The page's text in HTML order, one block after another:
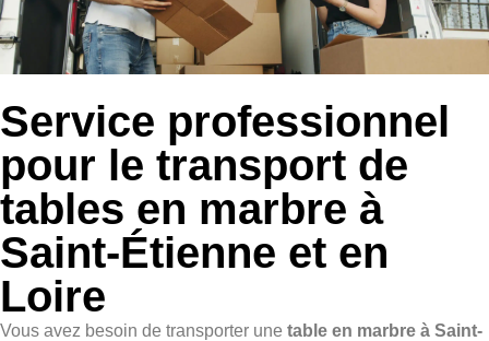
Service professionnel
pour le transport de
tables en marbre à
Saint-Étienne et en
Loire
Vous avez besoin de transporter une table en marbre à Saint-